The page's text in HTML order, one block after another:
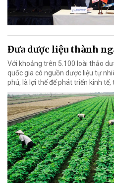
Đưa dược liệu thành
Với khoảng trên 5.100 loài thảo
quốc gia có nguồn dược liệu tự
phú, là lợi thế để phát triển kinh tế,